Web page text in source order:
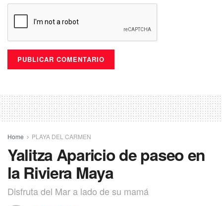
Home PLAYA DEL CARMEN
Yalitza Aparicio de paseo en
la Riviera Maya
Disfruta del Mar a lado de su mamá